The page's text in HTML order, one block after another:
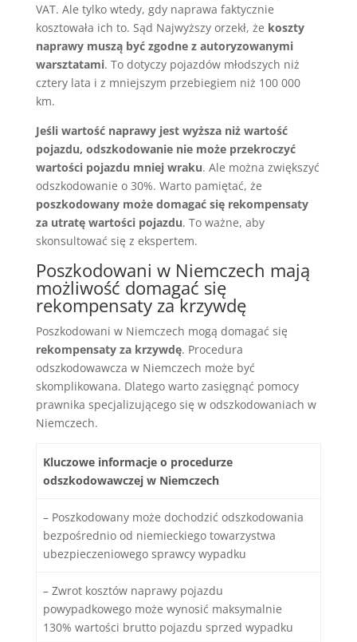
VAT. Ale tylko wtedy, gdy naprawa faktycznie
kosztowała ich to. Sąd Najwyższy orzekł, że koszty
naprawy muszą być zgodne z autoryzowanymi
warsztatami. To dotyczy pojazdów młodszych niż
cztery lata i z mniejszym przebiegiem niż 100 000
km.
Jeśli wartość naprawy jest wyższa niż wartość
pojazdu, odszkodowanie nie może przekroczyć
wartości pojazdu mniej wraku. Ale można zwiększyć
odszkodowanie o 30%. Warto pamiętać, że
poszkodowany może domagać się rekompensaty
za utratę wartości pojazdu. To ważne, aby
skonsultować się z ekspertem.
Poszkodowani w Niemczech mają
możliwość domagać się
rekompensaty za krzywdę
Poszkodowani w Niemczech mogą domagać się
rekompensaty za krzywdę. Procedura
odszkodowawcza w Niemczech może być
skomplikowana. Dlatego warto zasięgnąć pomocy
prawnika specjalizującego się w odszkodowaniach w
Niemczech.
Kluczowe informacje o procedurze
odszkodowawczej w Niemczech
– Poszkodowany może dochodzić odszkodowania
bezpośrednio od niemieckiego towarzystwa
ubezpieczeniowego sprawcy wypadku
– Zwrot kosztów naprawy pojazdu
powypadkowego może wynosić maksymalnie
130% wartości brutto pojazdu sprzed wypadku